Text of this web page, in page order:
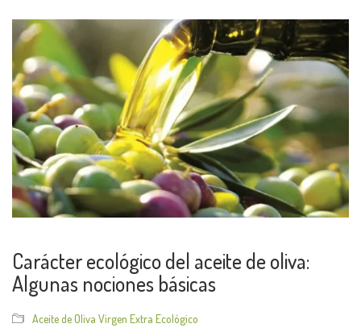
Carácter ecológico del aceite de oliva:
Algunas nociones básicas
Aceite de Oliva Virgen Extra Ecológico